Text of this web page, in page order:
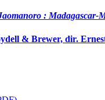
: Madagascar-
& Brewer, dir.